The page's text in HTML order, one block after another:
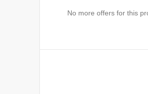
No more offers for this